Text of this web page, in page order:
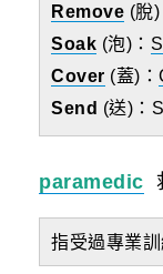
Remove (脫
Soak (泡)：
Cover (蓋)：
Send (送)：
paramedic
指受過專業